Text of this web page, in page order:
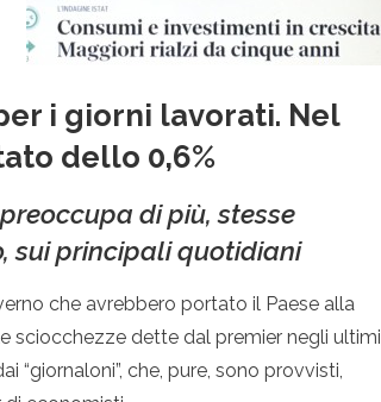
i giorni lavorati. Nel
dello 0,6%
di più, stesse
sui principali quotidiani
che avrebbero portato il Paese alla
sciocchezze dette dal premier negli ultimi
“giornaloni”, che, pure, sono provvisti,